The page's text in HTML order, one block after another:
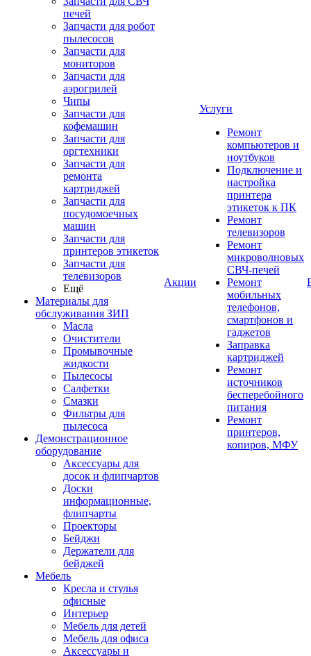
печей
Запчасти для робот
пылесосов
Запчасти для
мониторов
Запчасти для
аэрогрилей
Чипы
Запчасти для
кофемашин
Запчасти для
оргтехники
Запчасти для
ремонта
картриджей
Запчасти для
посудомоечных
машин
Запчасти для
принтеров этикеток
Запчасти для
телевизоров
Ещё
Материалы для
обслуживания ЗИП
Масла
Очистители
Промывочные
жидкости
Пылесосы
Салфетки
Смазки
Фильтры для
пылесоса
Демонстрационное
оборудование
Аксессуары для
досок и флипчартов
Доски
информационные,
флипчарты
Проекторы
Бейджи
Держатели для
бейджей
Мебель
Кресла и стулья
офисные
Интерьер
Мебель для детей
Мебель для офиса
Аксессуары и
Акции
Услуги
Ремонт
компьютеров и
ноутбуков
Подключение и
настройка
принтера
этикеток к ПК
Ремонт
телевизоров
Ремонт
микроволновых
СВЧ-печей
Ремонт
мобильных
телефонов,
смартфонов и
гаджетов
Заправка
картриджей
Ремонт
источников
бесперебойного
питания
Ремонт
принтеров,
копиров, МФУ